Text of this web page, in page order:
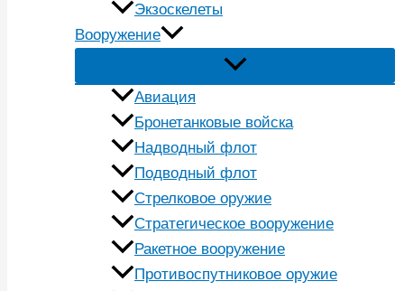
Экзоскелеты
Вооружение
Авиация
Бронетанковые войска
Надводный флот
Подводный флот
Стрелковое оружие
Стратегическое вооружение
Ракетное вооружение
Противоспутниковое оружие